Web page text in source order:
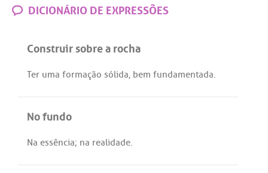
DICIONÁRIO DE EXPRESSÕES
Construir sobre a rocha
Ter uma formação sólida, bem fundamentada.
No fundo
Na essência; na realidade.